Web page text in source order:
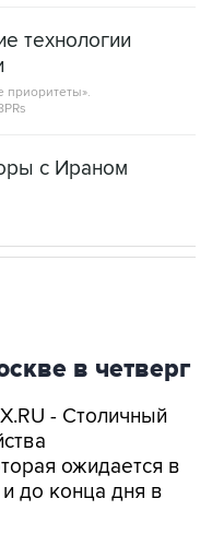
технологии
с Ираном
в четверг
- Столичный
ожидается в
до конца дня в